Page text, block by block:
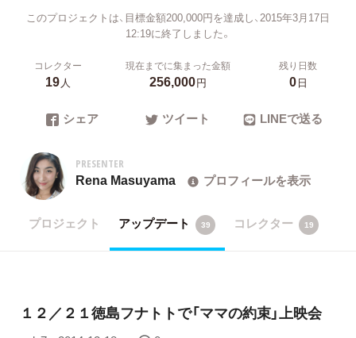
このプロジェクトは、目標金額200,000円を達成し、2015年3月17日
12:19に終了しました。
コレクター
19人
現在までに集まった金額
256,000円
残り日数
0日
シェア ツイート LINEで送る
PRESENTER
Rena Masuyama プロフィールを表示
プロジェクト アップデート 39 コレクター 19
１２／２１徳島フナトトで「ママの約束」上映会